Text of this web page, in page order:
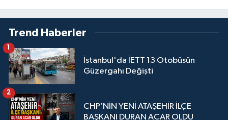
Trend Haberler
İstanbul'da İETT 13 Otobüsün
Güzergahı Değişti
1
CHP’NİN YENİ ATAŞEHİR İLÇE
BAŞKANI DURAN ACAR OLDU
2